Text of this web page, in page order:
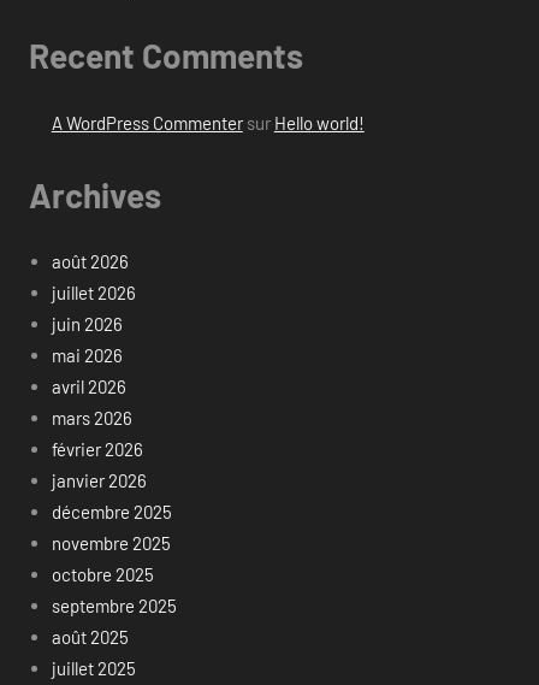
Recent Comments
A WordPress Commentersur Hello world!
Archives
août 2026
juillet 2026
juin 2026
mai 2026
avril 2026
mars 2026
février 2026
janvier 2026
décembre 2025
novembre 2025
octobre 2025
septembre 2025
août 2025
juillet 2025